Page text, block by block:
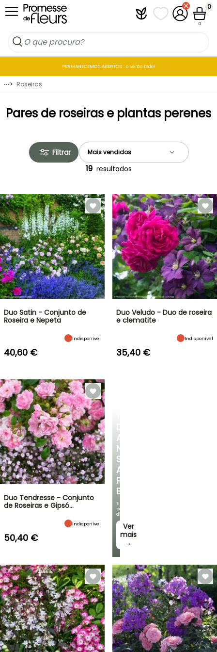
Ir para o Conteúdo PlantfitAs minhas listas
A minha
0
0
PERMANECEMOS ABERTOS : o verão todo!
⋯> Roseiras
Pares de roseiras e plantas perenes
Filtrar
19 resultados
VENDAS
RELÂMPAGO
ATÉ
30%
DE
DESCONTO
NUMA
BULBOS
DE
PRIMAVERA
NOVIDADES
DA
DESCUBRA
A
NOSSA
SELEÇÃO
A
PREÇOS
BAIXOS
E
poupe
dinheiro!
Ver
mais
→
Duo Satin - Conjunto de
Roseira e Nepeta
Indisponível
40,60 €
Duo Veludo - Duo de roseira
e clematite
Indisponível
35,40 €
Duo Tendresse - Conjunto
de Roseiras e Gipsó…
Indisponível
50,40 €